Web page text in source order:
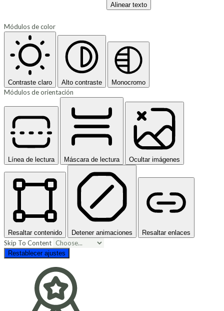
Alinear texto
Módulos de color
Contraste claro Alto contraste Monocromo
Módulos de orientación
Línea de lectura Máscara de lectura Ocultar imágenes
Resaltar contenido Detener animaciones Resaltar enlaces
Skip To Content
Restablecer ajustes